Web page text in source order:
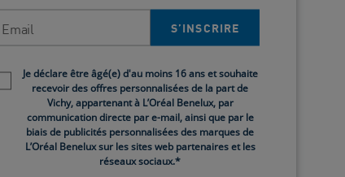
S’INSCRIRE​
policy
Je déclare être âgé(e) d'au moins 16 ans et souhaite
recevoir des offres personnalisées de la part de
Vichy, appartenant à L’Oréal Benelux, par
communication directe par e-mail, ainsi que par le
biais de publicités personnalisées des marques de
L’Oréal Benelux sur les sites web partenaires et les
réseaux sociaux.*